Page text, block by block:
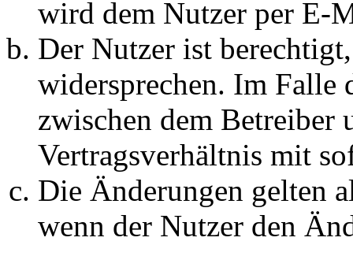
wird dem Nutzer per E-
Der Nutzer ist
widersprechen. Im Falle
zwischen dem Betreiber
Vertragsverhältnis mit
Die Änderungen gelten
wenn der Nutzer den